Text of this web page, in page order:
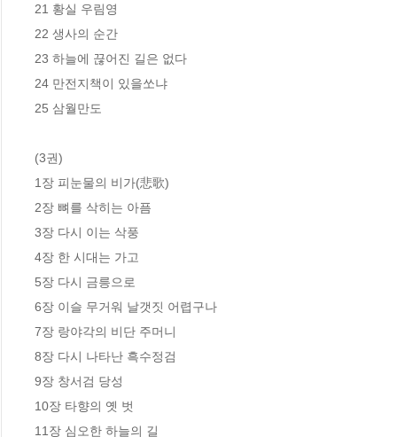
21 황실 우림영
22 생사의 순간
23 하늘에 끊어진 길은 없다
24 만전지책이 있을쏘냐
25 삼월만도
(3권)
1장 피눈물의 비가(悲歌)
2장 뼈를 삭히는 아픔
3장 다시 이는 삭풍
4장 한 시대는 가고
5장 다시 금릉으로
6장 이슬 무거워 날갯짓 어렵구나
7장 랑야각의 비단 주머니
8장 다시 나타난 흑수정검
9장 창서검 당성
10장 타향의 옛 벗
11장 심오한 하늘의 길